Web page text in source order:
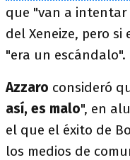
que "van a intentar
del Xeneize, pero
"era un escándalo".
Azzaro consideró
así, es malo", en
el que el éxito de
los medios de